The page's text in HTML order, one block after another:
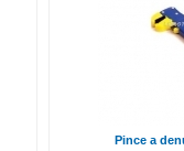
Pince a